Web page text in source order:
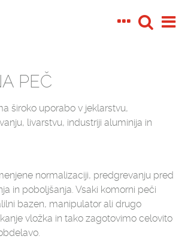
PEČ
široko uporabo v jeklarstvu,
livarstvu, industriji aluminija in
normalizaciji, predgrevanju pred
in poboljšanja. Vsaki komorni peči
bazen, manipulator ali drugo
vložka in tako zagotovimo celovito